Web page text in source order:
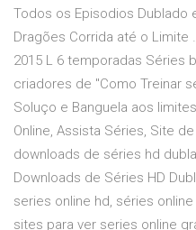
Todos os Episodios Dublado
Dragões Corrida até o Limite
2015 L 6 temporadas Séries
criadores de "Como Treinar
Soluço e Banguela aos
Online, Assista Séries, Site
downloads de séries hd
Downloads de Séries HD
series online hd, séries
sites para ver series online